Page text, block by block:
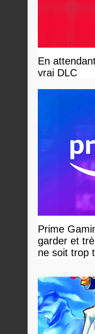
En
vrai DLC
Prime
garder et
ne soit trop